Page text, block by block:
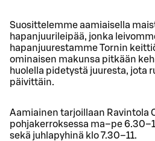
Suosittelemme aamiaisella
hapanjuurileipää, jonka
hapanjuurestamme Tornin
ominaisen makunsa pitkään
huolella pidetystä juuresta, jota
päivittäin.
Aamiainen tarjoillaan Ravintola
pohjakerroksessa ma–pe
sekä juhlapyhinä klo 7.30–11.